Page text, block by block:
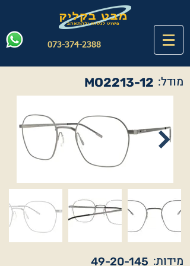
073-374-2388
MO2213-12 מודל:
49-20-145 מידות: